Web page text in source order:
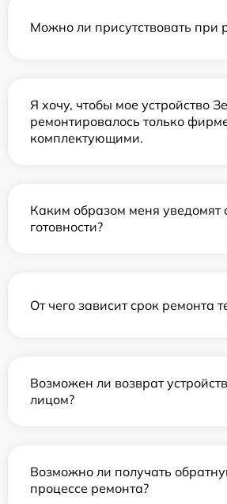
Можно ли присутствовать при
Я хочу, чтобы мое устройство
ремонтировалось только
комплектующими.
Каким образом меня уведомят
готовности?
От чего зависит срок ремонта
Возможен ли возврат
лицом?
Возможно ли получать
процессе ремонта?